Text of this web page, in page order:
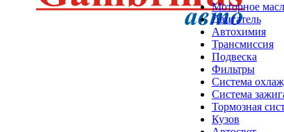
Моторное
Двигатель
Автохимия
Трансмиссия
Подвеска
Фильтры
Система
Система
Тормозная
Кузов